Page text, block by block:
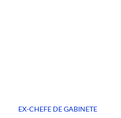
EX-CHEFE DE GABINETE